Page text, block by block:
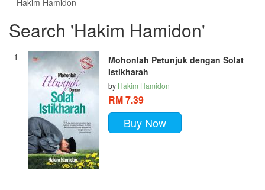
Search 'Hakim Hamidon'
1
Mohonlah Petunjuk dengan Solat
Istikharah
by Hakim Hamidon
RM 7.39
Buy Now